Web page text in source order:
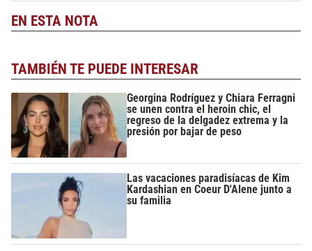
EN ESTA NOTA
TAMBIÉN TE PUEDE INTERESAR
Georgina Rodríguez y Chiara Ferragni
se unen contra el heroin chic, el
regreso de la delgadez extrema y la
presión por bajar de peso
Las vacaciones paradisíacas de Kim
Kardashian en Coeur D'Alene junto a
su familia